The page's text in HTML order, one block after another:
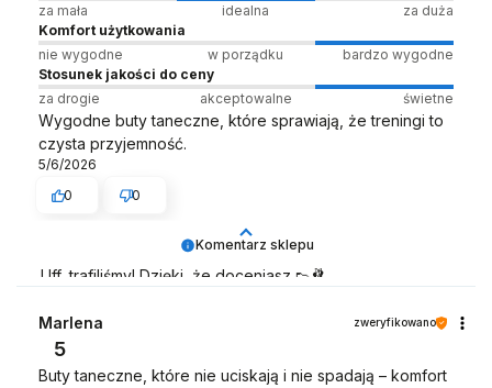
Komentarz sklepu
Uff, trafiliśmy! Dzięki, że doceniasz 👟🩰
za mała
idealna
za duża
Komfort użytkowania
nie wygodne
w porządku
bardzo wygodne
Stosunek jakości do ceny
za drogie
akceptowalne świetne
Wygodne buty taneczne, które sprawiają, że treningi to
czysta przyjemność.
5/6/2026
0
0
Marlena zweryfikowano
5
Buty taneczne, które nie uciskają i nie spadają – komfort